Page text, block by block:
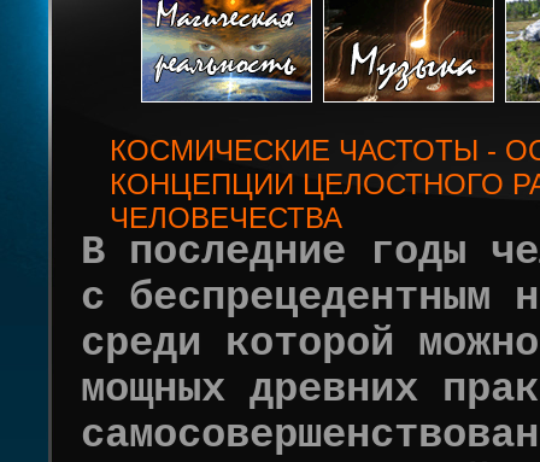
КОСМИЧЕСКИЕ ЧАСТОТЫ -
КОНЦЕПЦИИ ЦЕЛОСТНОГО
ЧЕЛОВЕЧЕСТВА
В последние годы
с беспрецедентным
среди которой
мощных древних